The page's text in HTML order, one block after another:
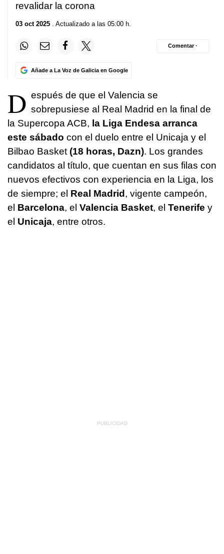
revalidar la corona
03 oct 2025 . Actualizado a las 05:00 h.
Añade a La Voz de Galicia en Google
Comentar ·
D espués de que el Valencia se
sobrepusiese al Real Madrid en la final de
la Supercopa ACB, la Liga Endesa arranca
este sábado con el duelo entre el Unicaja y el
Bilbao Basket (18 horas, Dazn). Los grandes
candidatos al título, que cuentan en sus filas con
nuevos efectivos con experiencia en la Liga, los
de siempre; el Real Madrid, vigente campeón,
el Barcelona, el Valencia Basket, el Tenerife y
el Unicaja, entre otros.